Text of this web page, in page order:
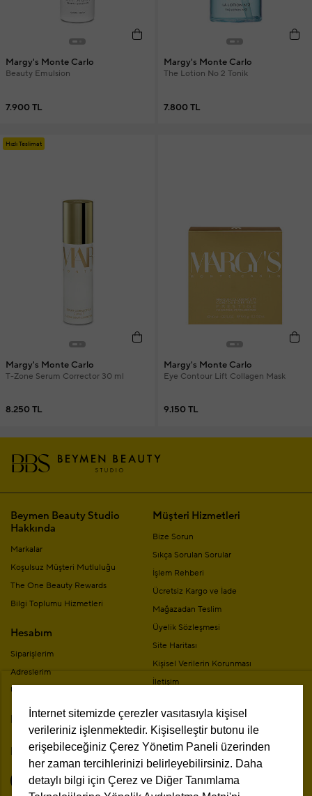
Margy's Monte Carlo
Beauty Emulsion
7.900 TL
Margy's Monte Carlo
The Lotion No 2 Tonik
7.800 TL
Hızlı Teslimat
Margy's Monte Carlo
T-Zone Serum Corrector 30 ml
8.250 TL
Margy's Monte Carlo
Eye Contour Lift Collagen Mask
9.150 TL
Beymen Beauty Studio
Hakkında
Markalar
Koşulsuz Müşteri Mutluluğu
The One Beauty Rewards
Bilgi Toplumu Hizmetleri
Hesabım
Siparişlerim
Adreslerim
Üyelik Bilgilerim
Mağazalar
Müşteri Hizmetleri
Bize Sorun
Sıkça Sorulan Sorular
İşlem Rehberi
Ücretsiz Kargo ve İade
Mağazadan Teslim
Üyelik Sözleşmesi
Site Haritası
Kişisel Verilerin Korunması
İletişim
Kampanya Koşulları
Bizi Takip Edin
İnternet sitemizde çerezler vasıtasıyla kişisel
verileriniz işlenmektedir. Kişiselleştir butonu ile
erişebileceğiniz Çerez Yönetim Paneli üzerinden
her zaman tercihlerinizi belirleyebilirsiniz. Daha
detaylı bilgi için Çerez ve Diğer Tanımlama